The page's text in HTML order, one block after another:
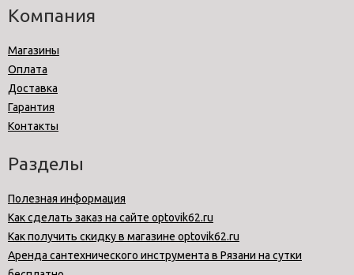
Компания
Магазины
Оплата
Доставка
Гарантия
Контакты
Разделы
Полезная информация
Как сделать заказ на сайте optovik62.ru
Как получить скидку в магазине optovik62.ru
Аренда сантехнического инструмента в Рязани на сутки